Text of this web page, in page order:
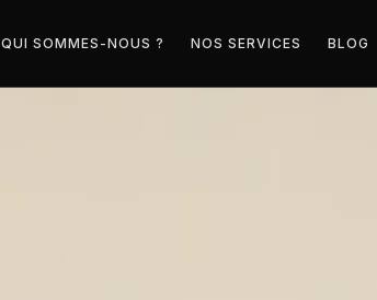
QUI SOMMES-NOUS ? NOS SERVICES BLOG